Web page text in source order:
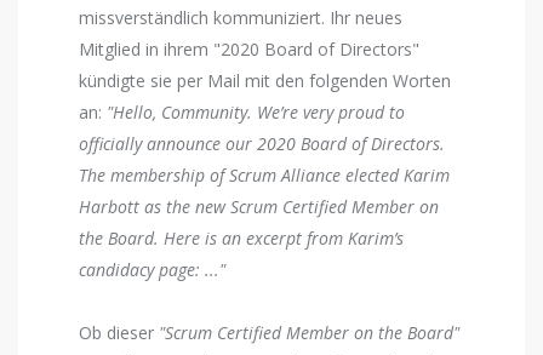
missverständlich kommuniziert. Ihr neues
Mitglied in ihrem "2020 Board of Directors"
kündigte sie per Mail mit den folgenden Worten
an: "Hello, Community. We’re very proud to
officially announce our 2020 Board of Directors.
The membership of Scrum Alliance elected Karim
Harbott as the new Scrum Certified Member on
the Board. Here is an excerpt from Karim’s
candidacy page: ..."
Ob dieser "Scrum Certified Member on the Board"